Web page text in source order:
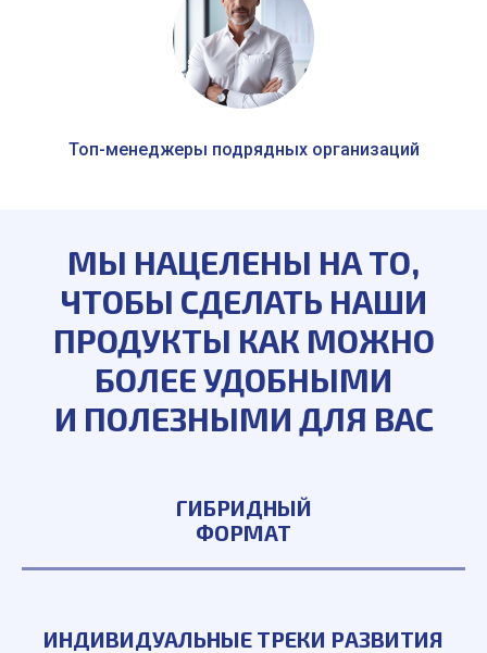
Топ-менеджеры подрядных организаций
МЫ НАЦЕЛЕНЫ НА ТО,
ЧТОБЫ СДЕЛАТЬ НАШИ
ПРОДУКТЫ КАК МОЖНО
БОЛЕЕ УДОБНЫМИ
И ПОЛЕЗНЫМИ ДЛЯ ВАС
ГИБРИДНЫЙ
ФОРМАТ
ИНДИВИДУАЛЬНЫЕ ТРЕКИ РАЗВИТИЯ